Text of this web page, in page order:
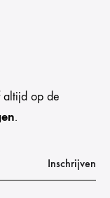
altijd op de
.